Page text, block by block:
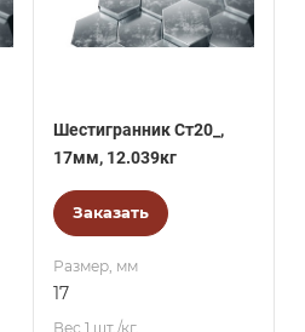
Шестигранник Ст20_,
17мм, 12.039кг
Заказать
Размер, мм
17
Вес 1 шт./кг.